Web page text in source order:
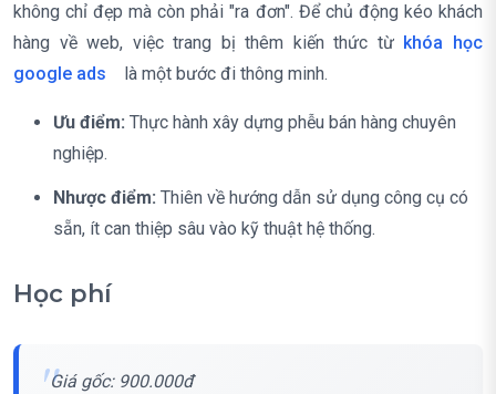
không chỉ đẹp mà còn phải "ra đơn". Để chủ động kéo khách
hàng về web, việc trang bị thêm kiến thức từ khóa học
google ads
là một bước đi thông minh.
Ưu điểm: Thực hành xây dựng phễu bán hàng chuyên
nghiệp.
Nhược điểm: Thiên về hướng dẫn sử dụng công cụ có
sẵn, ít can thiệp sâu vào kỹ thuật hệ thống.
Học phí
Giá gốc: 900.000đ